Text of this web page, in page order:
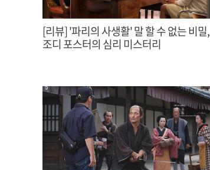
[리뷰] '파리의 사생활' 말 할 수 없는 비밀,
조디 포스터의 심리 미스터리